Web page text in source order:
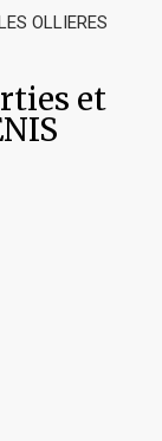
OLLIERES
et